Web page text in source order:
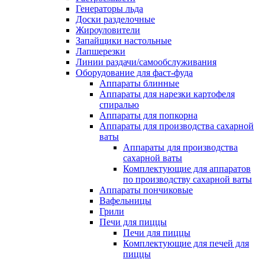
Генераторы льда
Доски разделочные
Жироуловители
Запайщики настольные
Лапшерезки
Линии раздачи/самообслуживания
Оборудование для фаст-фуда
Аппараты блинные
Аппараты для нарезки картофеля
спиралью
Аппараты для попкорна
Аппараты для производства сахарной
ваты
Аппараты для производства
сахарной ваты
Комплектующие для аппаратов
по производству сахарной ваты
Аппараты пончиковые
Вафельницы
Грили
Печи для пиццы
Печи для пиццы
Комплектующие для печей для
пиццы